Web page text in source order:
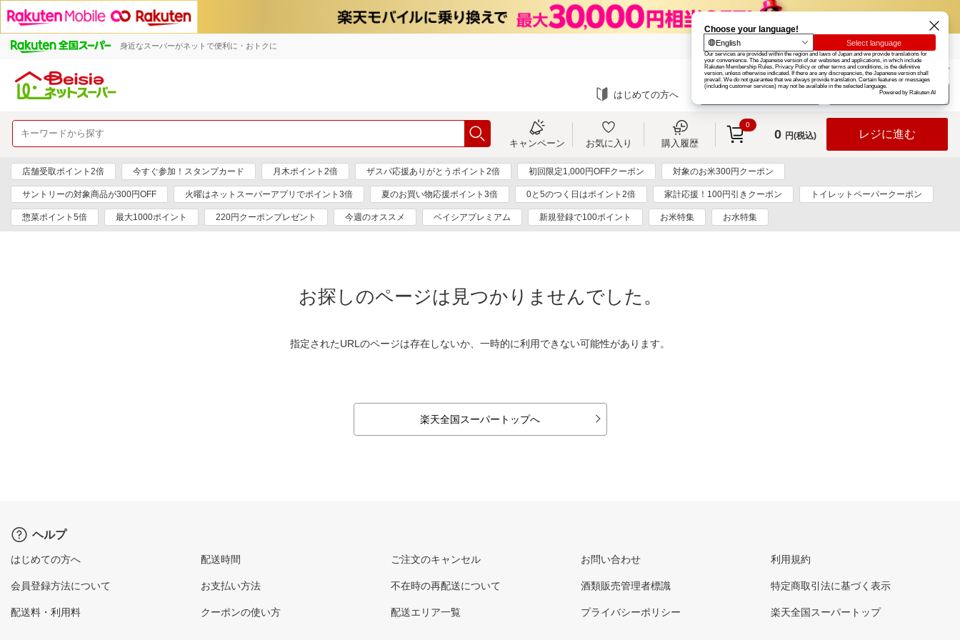
身近なスーパーがネットで便利に・おトクに 楽天グループ カード
お知らせ ヘルプ
はじめての方へ ログイン
キャンペーン お気に入り 購入履歴
0
0 円(税込) レジに進む
店舗受取ポイント2倍 今すぐ参加！スタンプカード 月木ポイント2倍 ザスパ応援ありがとうポイント2倍 初回限定1,000円OFFクーポン 対象のお米300円クーポン
サントリーの対象商品が300円OFF 火曜はネットスーパーアプリでポイント3倍 夏のお買い物応援ポイント3倍 0と5のつく日はポイント2倍 家計応援！100円引きクーポン トイレットペーパークーポン
惣菜ポイント5倍 最大1000ポイント 220円クーポンプレゼント 今週のオススメ ベイシアプレミアム 新規登録で100ポイント お米特集 お水特集
お探しのページは見つかりませんでした。
指定されたURLのページは存在しないか、一時的に利用できない可能性があります。
楽天全国スーパートップへ
ヘルプ
はじめての方へ
会員登録方法について
配送料・利用料
配送時間
お支払い方法
クーポンの使い方
ご注文のキャンセル
不在時の再配送について
配送エリア一覧
お問い合わせ
酒類販売管理者標識
プライバシーポリシー
利用規約
特定商取引法に基づく表示
楽天全国スーパートップ